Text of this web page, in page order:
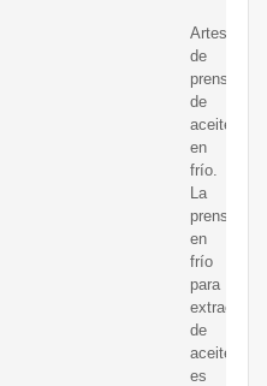
Artesanía
de
prensa
de
aceite
en
frío.
La
prensa
en
frío
para
extracción
de
aceite
es